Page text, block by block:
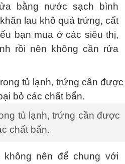
bằng nước sạch bình
lau khô quả trứng, cất
bạn mua ở các siêu thị,
rồi nên không cần rửa
tủ lạnh, trứng cần được
chất bẩn.
nên để chung với